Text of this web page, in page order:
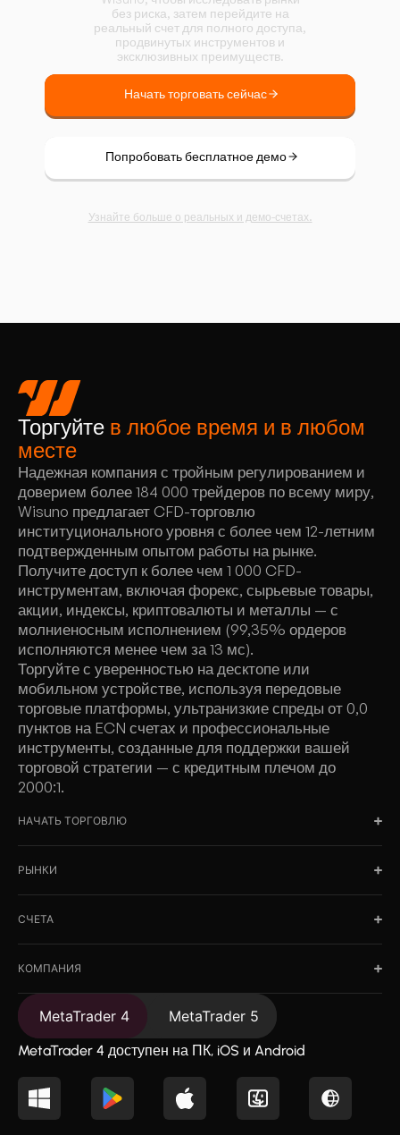
без риска, затем перейдите на
реальный счет для полного доступа,
продвинутых инструментов и
эксклюзивных преимуществ.
Начать торговать сейчас
Попробовать бесплатное демо
Узнайте больше о реальных и демо-счетах.
Торгуйте в любое время и в любом
месте
Надежная компания с тройным регулированием и
доверием более 184 000 трейдеров по всему миру,
Wisuno предлагает CFD-торговлю
институционального уровня с более чем 12-летним
подтвержденным опытом работы на рынке.
Получите доступ к более чем 1 000 CFD-
инструментам, включая форекс, сырьевые товары,
акции, индексы, криптовалюты и металлы — с
молниеносным исполнением (99,35% ордеров
исполняются менее чем за 13 мс).
Торгуйте с уверенностью на десктопе или
мобильном устройстве, используя передовые
торговые платформы, ультранизкие спреды от 0,0
пунктов на ECN счетах и профессиональные
инструменты, созданные для поддержки вашей
торговой стратегии — с кредитным плечом до
2000:1.
НАЧАТЬ ТОРГОВЛЮ
РЫНКИ
СЧЕТА
КОМПАНИЯ
MetaTrader 4 MetaTrader 5
MetaTrader 4 доступен на ПК, iOS и Android